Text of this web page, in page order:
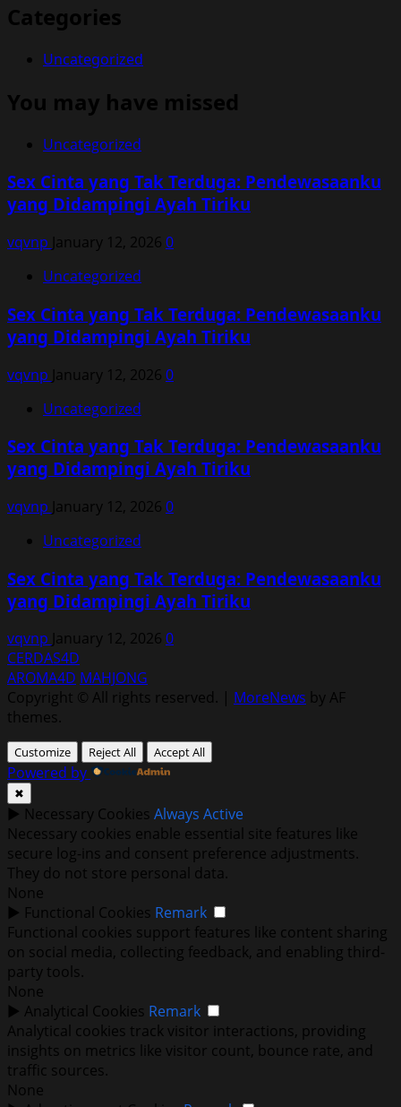
Categories
Uncategorized
You may have missed
Uncategorized
Sex Cinta yang Tak Terduga: Pendewasaanku
yang Didampingi Ayah Tiriku
vqvnp January 12, 2026 0
Uncategorized
Sex Cinta yang Tak Terduga: Pendewasaanku
yang Didampingi Ayah Tiriku
vqvnp January 12, 2026 0
Uncategorized
Sex Cinta yang Tak Terduga: Pendewasaanku
yang Didampingi Ayah Tiriku
vqvnp January 12, 2026 0
Uncategorized
Sex Cinta yang Tak Terduga: Pendewasaanku
yang Didampingi Ayah Tiriku
vqvnp January 12, 2026 0
CERDAS4D
AROMA4D MAHJONG
Copyright © All rights reserved. | MoreNews by AF
themes.
Customize Reject All Accept All
Powered by
✖
► Necessary Cookies Always Active
Necessary cookies enable essential site features like
secure log-ins and consent preference adjustments.
They do not store personal data.
None
► Functional Cookies Remark
Functional cookies support features like content sharing
on social media, collecting feedback, and enabling third-
party tools.
None
► Analytical Cookies Remark
Analytical cookies track visitor interactions, providing
insights on metrics like visitor count, bounce rate, and
traffic sources.
None